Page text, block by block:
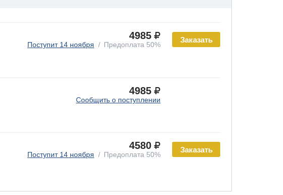
Заказать
4985
Поступит 14 ноября Предоплата 50%
4985
Сообщить о поступлении
Заказать
4580
Поступит 14 ноября Предоплата 50%